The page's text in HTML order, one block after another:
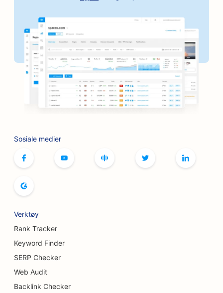
SEO for bakerier
SEO for frisørsalonger
SEO for grillsteder
SEO for butikker
SEO for botox- og fillertjenester
SEO for bokhandlere
SEO for brystforstørrelsestjenester
SEO for bufférestauranter
SEO for burgerbiler
SEO for brannskadekirurger
Sosiale medier
Verktøy
Rank Tracker
Keyword Finder
SERP Checker
Web Audit
Backlink Checker